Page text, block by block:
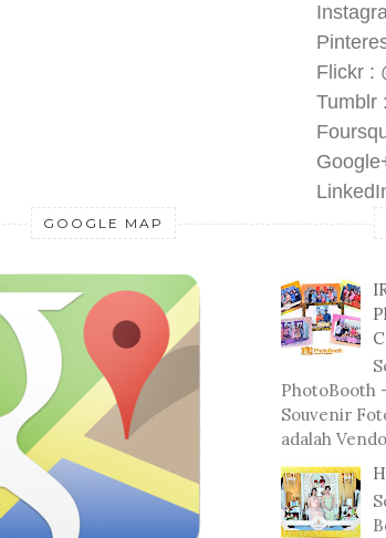
Flickr :
Tumblr
GOOGLE MAP
PhotoBooth
Souvenir
adalah